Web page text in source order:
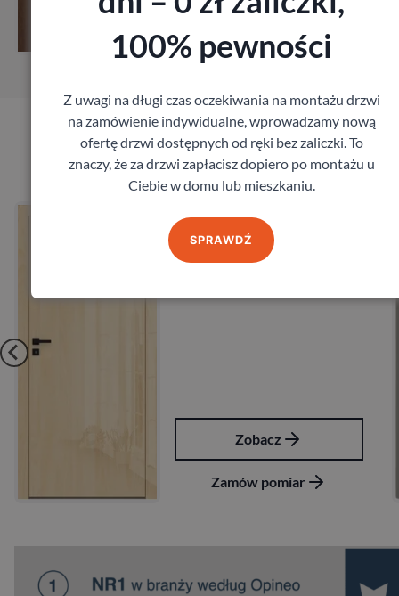
Zamów pomiar
Produkty marki DRE
DRE
535,68
Zobacz
Zamów pomiar
100% pewności
Z uwagi na długi czas oczekiwania na montażu drzwi
na zamówienie indywidualne, wprowadzamy nową
ofertę drzwi dostępnych od ręki bez zaliczki. To
znaczy, że za drzwi zapłacisz dopiero po montażu u
Ciebie w domu lub mieszkaniu.
SPRAWDŹ